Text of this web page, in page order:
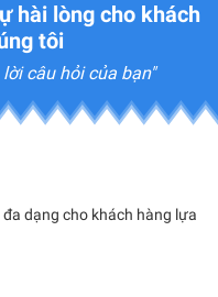
hài lòng cho khách
tôi
câu hỏi của bạn"
dạng cho khách hàng lựa